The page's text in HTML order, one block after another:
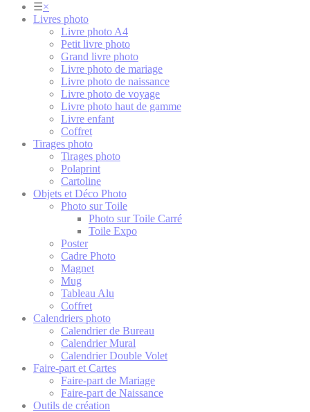
☰×
Livres photo
Livre photo A4
Petit livre photo
Grand livre photo
Livre photo de mariage
Livre photo de naissance
Livre photo de voyage
Livre photo haut de gamme
Livre enfant
Coffret
Tirages photo
Tirages photo
Polaprint
Cartoline
Objets et Déco Photo
Photo sur Toile
Photo sur Toile Carré
Toile Expo
Poster
Cadre Photo
Magnet
Mug
Tableau Alu
Coffret
Calendriers photo
Calendrier de Bureau
Calendrier Mural
Calendrier Double Volet
Faire-part et Cartes
Faire-part de Mariage
Faire-part de Naissance
Outils de création